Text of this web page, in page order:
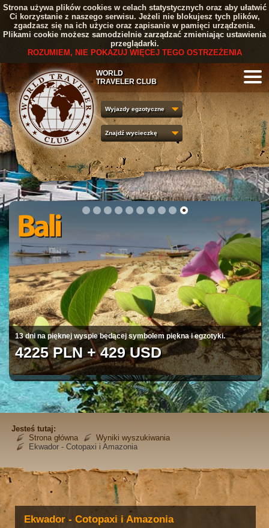
Strona używa plików cookies w celach statystycznych oraz aby ułatwić
Ci korzystanie z naszego serwisu. Jeżeli nie blokujesz tych plików,
zgadzasz się na ich użycie oraz zapisanie w pamięci urządzenia.
Plikami cookie możesz samodzielnie zarządzać zmieniając ustawienia
przeglądarki.
ROZUMIEM, NIE POKAZUJ WIĘCEJ TEGO OSTRZEŻENIA
WORLD
TRAVELER CLUB
Kraj kwitnących wiśni i czerwieni klonów
4820 PLN + 355420 JPY
Wyjazdy egzotyczne
Znajdź wycieczkę
Jesteś tutaj:
Strona główna
Wyniki wyszukiwania
Ekwador - Cotopaxi i Amazonia
Ekwador - Cotopaxi i Amazonia